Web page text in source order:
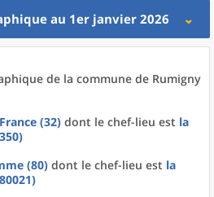
au 1er janvier 2026
de la commune de Rumigny
(32) dont le chef-lieu est la
(80) dont le chef-lieu est la